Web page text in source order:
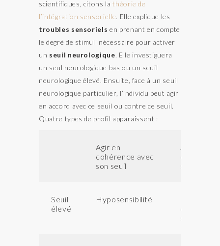
scientifiques, citons la théorie de
l’intégration sensorielle. Elle explique les
troubles sensoriels en prenant en compte
le degré de stimuli nécessaire pour activer
un seuil neurologique. Elle investiguera
un seul neurologique bas ou un seuil
neurologique élevé. Ensuite, face à un seuil
neurologique particulier, l’individu peut agir
en accord avec ce seuil ou contre ce seuil.
Quatre types de profil apparaissent :
Agir en
cohérence avec
son seuil
Agir pour
contrer
son seuil
Seuil
élevé
Hyposensibilité
de
sensations